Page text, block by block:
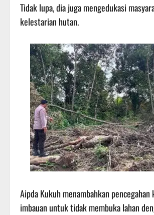
Tidak lupa, dia juga mengedukasi
kelestarian hutan.
Aipda Kukuh menambahkan
imbauan untuk tidak membuka lahan